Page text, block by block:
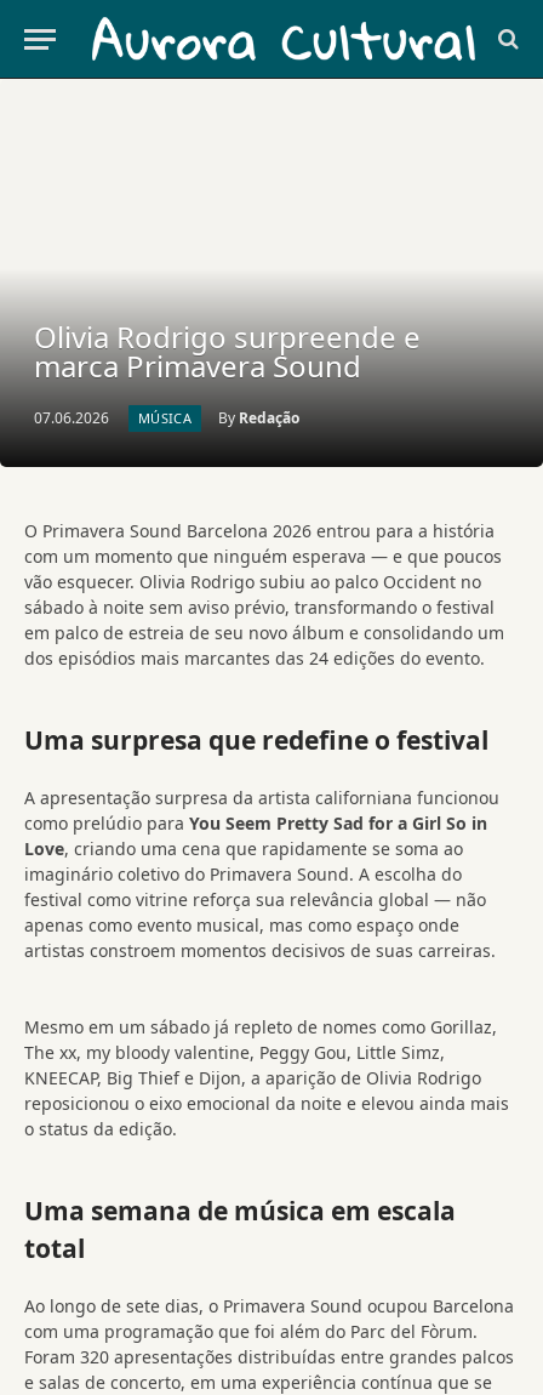
Olivia Rodrigo surpreende e
marca Primavera Sound
07.06.2026 MÚSICA By Redação
O Primavera Sound Barcelona 2026 entrou para a história
com um momento que ninguém esperava — e que poucos
vão esquecer. Olivia Rodrigo subiu ao palco Occident no
sábado à noite sem aviso prévio, transformando o festival
em palco de estreia de seu novo álbum e consolidando um
dos episódios mais marcantes das 24 edições do evento.
Uma surpresa que redefine o festival
A apresentação surpresa da artista californiana funcionou
como prelúdio para You Seem Pretty Sad for a Girl So in
Love, criando uma cena que rapidamente se soma ao
imaginário coletivo do Primavera Sound. A escolha do
festival como vitrine reforça sua relevância global — não
apenas como evento musical, mas como espaço onde
artistas constroem momentos decisivos de suas carreiras.
Mesmo em um sábado já repleto de nomes como Gorillaz,
The xx, my bloody valentine, Peggy Gou, Little Simz,
KNEECAP, Big Thief e Dijon, a aparição de Olivia Rodrigo
reposicionou o eixo emocional da noite e elevou ainda mais
o status da edição.
Uma semana de música em escala
total
Ao longo de sete dias, o Primavera Sound ocupou Barcelona
com uma programação que foi além do Parc del Fòrum.
Foram 320 apresentações distribuídas entre grandes palcos
e salas de concerto, em uma experiência contínua que se